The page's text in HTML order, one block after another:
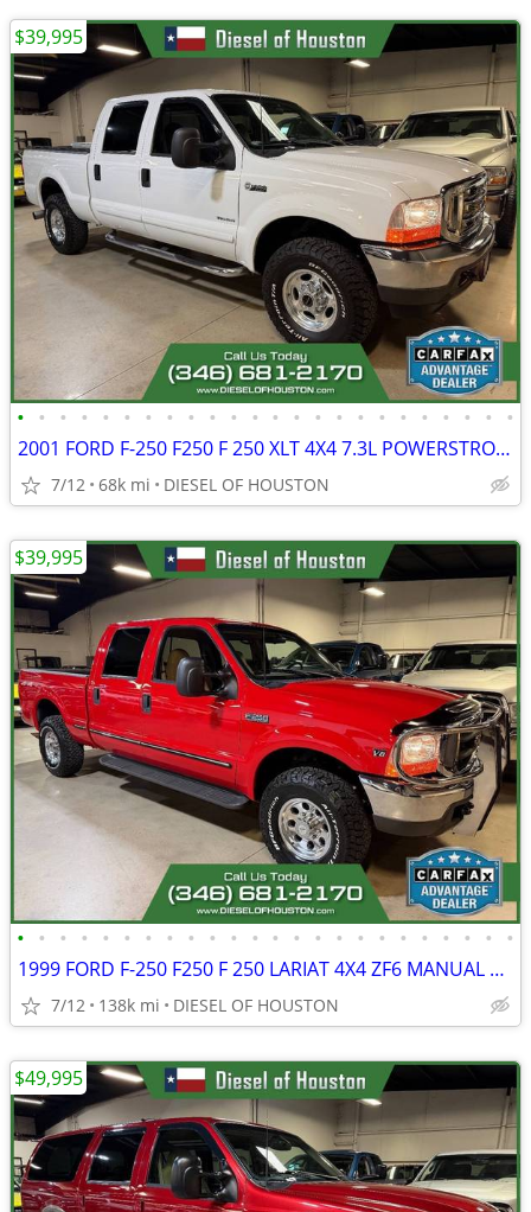
• • • • • • • • • • • • • • • • • • • • • • • •
2001 FORD F-250 F250 F 250 XLT 4X4 7.3L POWERSTROKE DIESEL SHOR BED
7/12 68k mi DIESEL OF HOUSTON
$39,995
• • • • • • • • • • • • • • • • • • • • • • • •
1999 FORD F-250 F250 F 250 LARIAT 4X4 ZF6 MANUAL 7.3L POWERSTOKE DIESE
7/12 138k mi DIESEL OF HOUSTON
$39,995
$49,995